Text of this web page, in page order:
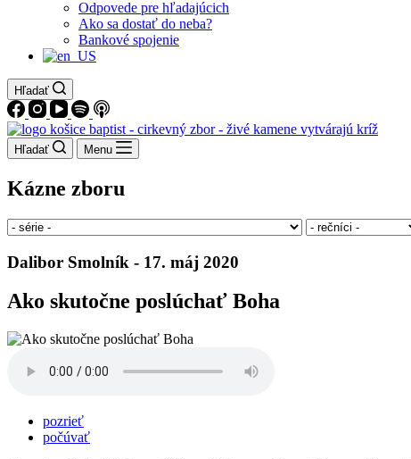
Odpovede pre hľadajúcich
Ako sa dostať do neba?
Bankové spojenie
Hľadať
Hľadať Menu
Kázne zboru
Dalibor Smolník - 17. máj 2020
Ako skutočne poslúchať Boha
pozrieť
počúvať